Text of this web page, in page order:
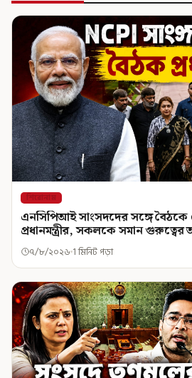
শিরোনাম
এনসিপিআই সাংসদদের সঙ্গে বৈঠকে
প্রধানমন্ত্রীর, সকলকে সমান গুরুত্বের
৭/৮/২০২৬ 1 মিনিট পড়া